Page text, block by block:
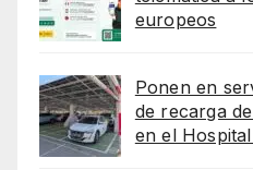
europeos
Ponen en
de recarga
en el